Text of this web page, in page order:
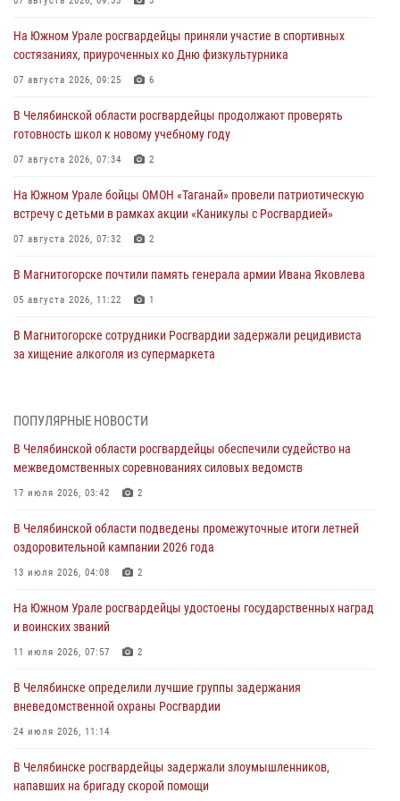
На Южном Урале росгвардейцы приняли участие в спортивных
состязаниях, приуроченных ко Дню физкультурника
07 августа 2026, 09:25 6
В Челябинской области росгвардейцы продолжают проверять
готовность школ к новому учебному году
07 августа 2026, 07:34 2
На Южном Урале бойцы ОМОН «Таганай» провели патриотическую
встречу с детьми в рамках акции «Каникулы с Росгвардией»
07 августа 2026, 07:32 2
В Магнитогорске почтили память генерала армии Ивана Яковлева
05 августа 2026, 11:22 1
В Магнитогорске сотрудники Росгвардии задержали рецидивиста
за хищение алкоголя из супермаркета
На Южном Урале спецназ Росгвардии провел военно-полевые
Росгвардейцы задержали трёх магазинных воров в Челябинске
На Южном Урале сотрудники Росгвардии задержали
подозреваемого в совершении убийства
В Челябинской области росгвардейцами по горячим следам
задержан подозреваемый в грабеже
ПОПУЛЯРНЫЕ НОВОСТИ
В Челябинской области росгвардейцы обеспечили судейство на
межведомственных соревнованиях силовых ведомств
17 июля 2026, 03:42 2
В Челябинской области подведены промежуточные итоги летней
оздоровительной кампании 2026 года
13 июля 2026, 04:08 2
На Южном Урале росгвардейцы удостоены государственных наград
и воинских званий
11 июля 2026, 07:57 2
В Челябинске определили лучшие группы задержания
вневедомственной охраны Росгвардии
24 июля 2026, 11:14
В Челябинске росгвардейцы задержали злоумышленников,
напавших на бригаду скорой помощи